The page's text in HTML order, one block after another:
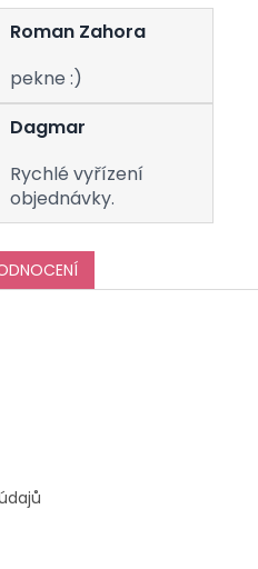
v
ý
i
s
u
Roman Zahora
pekne :)
Dagmar
Rychlé vyřízení
objednávky.